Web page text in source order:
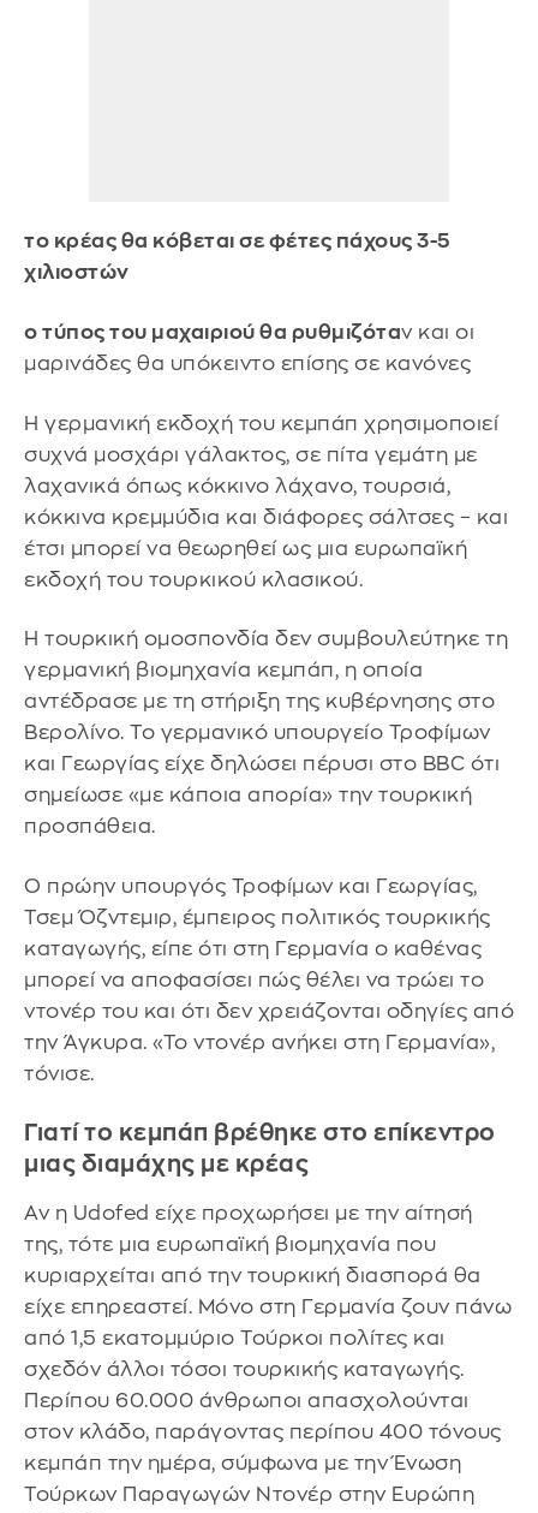
το κρέας θα κόβεται σε φέτες πάχους 3-5
χιλιοστών
ο τύπος του μαχαιριού θα ρυθμιζόταν και οι
μαρινάδες θα υπόκειντο επίσης σε κανόνες
Η γερμανική εκδοχή του κεμπάπ χρησιμοποιεί
συχνά μοσχάρι γάλακτος, σε πίτα γεμάτη με
λαχανικά όπως κόκκινο λάχανο, τουρσιά,
κόκκινα κρεμμύδια και διάφορες σάλτσες – και
έτσι μπορεί να θεωρηθεί ως μια ευρωπαϊκή
εκδοχή του τουρκικού κλασικού.
Η τουρκική ομοσπονδία δεν συμβουλεύτηκε τη
γερμανική βιομηχανία κεμπάπ, η οποία
αντέδρασε με τη στήριξη της κυβέρνησης στο
Βερολίνο. Το γερμανικό υπουργείο Τροφίμων
και Γεωργίας είχε δηλώσει πέρυσι στο BBC ότι
σημείωσε «με κάποια απορία» την τουρκική
προσπάθεια.
Ο πρώην υπουργός Τροφίμων και Γεωργίας,
Τσεμ Όζντεμιρ, έμπειρος πολιτικός τουρκικής
καταγωγής, είπε ότι στη Γερμανία ο καθένας
μπορεί να αποφασίσει πώς θέλει να τρώει το
ντονέρ του και ότι δεν χρειάζονται οδηγίες από
την Άγκυρα. «Το ντονέρ ανήκει στη Γερμανία»,
τόνισε.
Γιατί το κεμπάπ βρέθηκε στο επίκεντρο
μιας διαμάχης με κρέας
Αν η Udofed είχε προχωρήσει με την αίτησή
της, τότε μια ευρωπαϊκή βιομηχανία που
κυριαρχείται από την τουρκική διασπορά θα
είχε επηρεαστεί. Μόνο στη Γερμανία ζουν πάνω
από 1,5 εκατομμύριο Τούρκοι πολίτες και
σχεδόν άλλοι τόσοι τουρκικής καταγωγής.
Περίπου 60.000 άνθρωποι απασχολούνται
στον κλάδο, παράγοντας περίπου 400 τόνους
κεμπάπ την ημέρα, σύμφωνα με την Ένωση
Τούρκων Παραγωγών Ντονέρ στην Ευρώπη